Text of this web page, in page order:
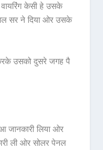
केसी हे उसके
सर ने दिया ओर उसके
उसको दुसरे जगह पै
जानकारी लिया ओर
ली ओर सोलर पेनल